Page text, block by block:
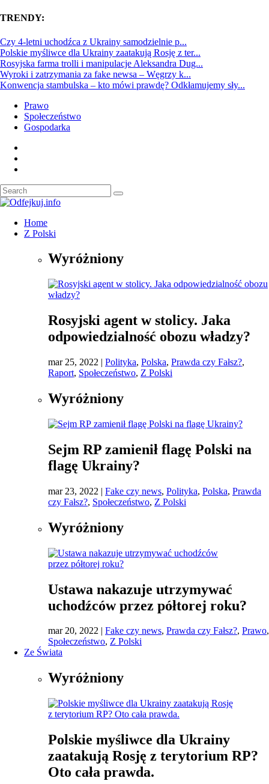
TRENDY:
Czy 4-letni uchodźca z Ukrainy samodzielnie p...
Polskie myśliwce dla Ukrainy zaatakują Rosję z ter...
Rosyjska farma trolli i manipulacje Aleksandra Dug...
Wyroki i zatrzymania za fake newsa – Węgrzy k...
Konwencja stambulska – kto mówi prawdę? Odkłamujemy sły...
Prawo
Społeczeństwo
Gospodarka
Home
Z Polski
Wyróżniony
Rosyjski agent w stolicy. Jaka
odpowiedzialność obozu władzy?
mar 25, 2022 | Polityka, Polska, Prawda czy Fałsz?,
Raport, Społeczeństwo, Z Polski
Wyróżniony
Sejm RP zamienił flagę Polski na
flagę Ukrainy?
mar 23, 2022 | Fake czy news, Polityka, Polska, Prawda
czy Fałsz?, Społeczeństwo, Z Polski
Wyróżniony
Ustawa nakazuje utrzymywać
uchodźców przez półtorej roku?
mar 20, 2022 | Fake czy news, Prawda czy Fałsz?, Prawo,
Społeczeństwo, Z Polski
Ze Świata
Wyróżniony
Polskie myśliwce dla Ukrainy
zaatakują Rosję z terytorium RP?
Oto cała prawda.